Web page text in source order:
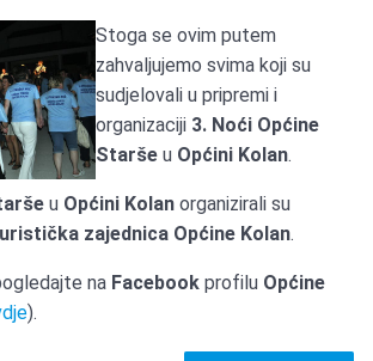
Stoga se ovim putem
zahvaljujemo svima koji su
sudjelovali u pripremi i
organizaciji 3. Noći Općine
Starše u Općini Kolan.
u Općini Kolan organizirali su
zajednica Općine Kolan.
na Facebook profilu Općine
).